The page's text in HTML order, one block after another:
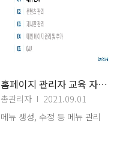
홈페이지 관리자 교육 자료(1) 메뉴관리
총관리자
2021.09.01
메뉴 생성, 수정 등 메뉴 관리